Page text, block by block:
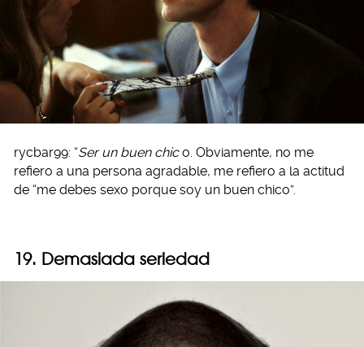
rycbar99: “Ser un buen chic o. Obviamente, no me
refiero a una persona agradable, me refiero a la actitud
de “me debes sexo porque soy un buen chico”.
19. Demasiada seriedad